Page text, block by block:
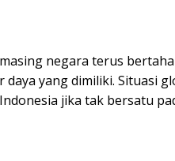
negara terus
daya yang dimiliki. Situasi
jika tak bersatu